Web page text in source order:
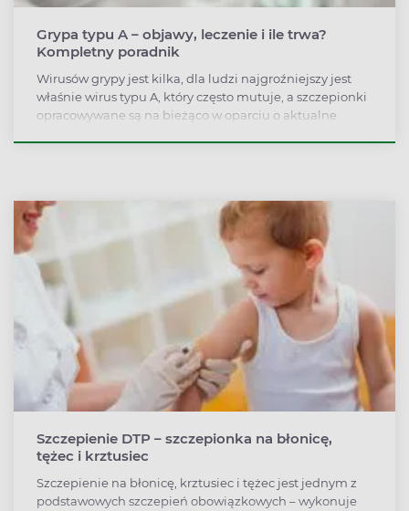
Grypa typu A – objawy, leczenie i ile trwa?
Kompletny poradnik
Wirusów grypy jest kilka, dla ludzi najgroźniejszy jest
właśnie wirus typu A, który często mutuje, a szczepionki
opracowywane są na bieżąco w oparciu o aktualne
Szczepienie DTP – szczepionka na błonicę,
tężec i krztusiec
Szczepienie na błonicę, krztusiec i tężec jest jednym z
podstawowych szczepień obowiązkowych – wykonuje